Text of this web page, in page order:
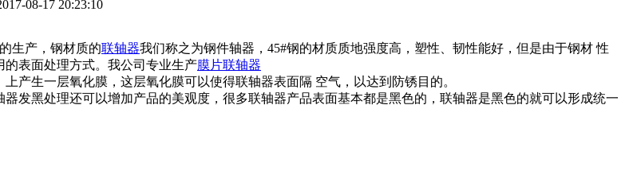
08-17 20:23:10
生产，钢材质的联轴器我们称之为钢件轴器，45#钢的材质质地强度高，塑性、韧性能好，但是由于钢材 性
表面处理方式。我公司专业生产膜片联轴器
产生一层氧化膜，这层氧化膜可以使得联轴器表面隔 空气，以达到防锈目的。
发黑处理还可以增加产品的美观度，很多联轴器产品表面基本都是黑色的，联轴器是黑色的就可以形成统一